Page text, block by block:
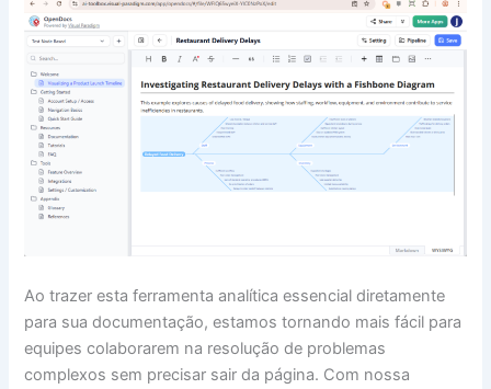
Ao trazer esta ferramenta analítica essencial diretamente
para sua documentação, estamos tornando mais fácil para
equipes colaborarem na resolução de problemas
complexos sem precisar sair da página. Com nossa